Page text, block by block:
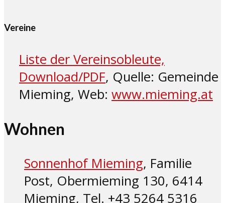
Vereine
Liste der Vereinsobleute,
Download/PDF, Quelle: Gemeinde
Mieming, Web: www.mieming.at
Wohnen
Sonnenhof Mieming, Familie
Post, Obermieming 130, 6414
Mieming, Tel. +43 5264 5316